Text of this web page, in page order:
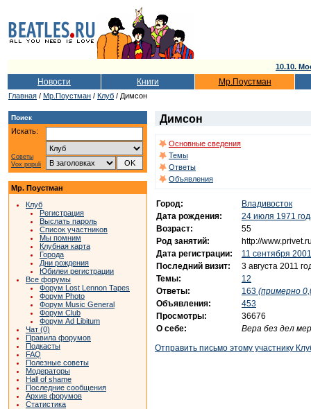
10.10.
Новости Книги Мр.Поустман
Главная / Мр.Поустман / Клуб / Димсон
Поиск
Искать:
Советы
Vox populi
Мр. Поустман
Клуб
Регистрация
Выслать пароль
Список участников
Мы помним
Клубная карта
Города
Дни рождения
Юбилеи регистрации
Все форумы
Форум Lost Lennon Tapes
Форум Photo
Форум Music General
Форум Club
Форум Ad Libitum
Чат (0)
Правила форумов
Подкасты
FAQ
Полезные советы
Модераторы
Hall of shame
Последние сообщения
Архив форумов
Статистика
Димсон
Основные сведения
Темы
Ответы
Объявления
Город:
Владивосток
Дата рождения:
24 июля 1971
Возраст:
55
Род занятий:
http://
Дата регистрации:
11 сентября
Последний визит:
3 августа 2011
Темы:
12
Ответы:
163 (примерно
Объявления:
453
Просмотры:
36676
О себе:
Вера без дел
Отправить письмо этому участнику